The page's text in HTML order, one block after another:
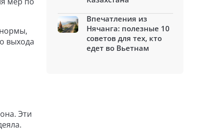
выхода
Эти
Впечатления из
Нячанга: полезные 10
советов для тех, кто
едет во Вьетнам